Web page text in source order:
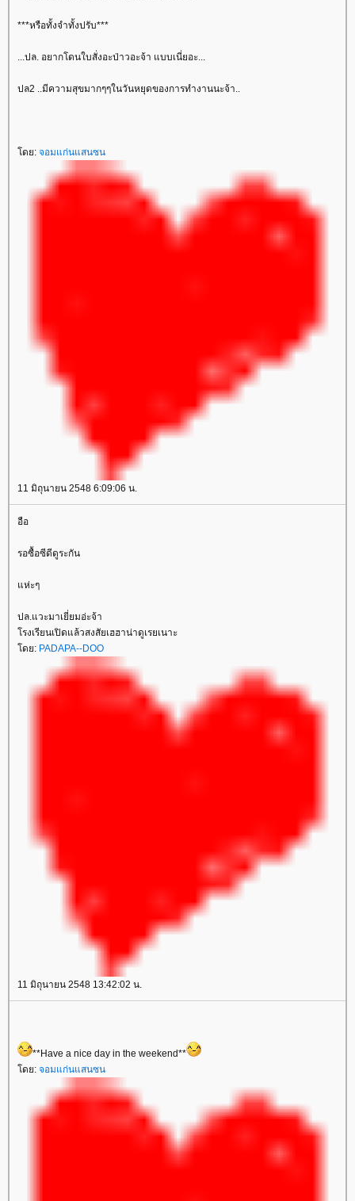
***หรือทั้งจำทั้งปรับ***
...ปล. อยากโดนใบสั่งอะป่าวอะจ้า แบบเนี่ยอะ...
ปล2 ..มีความสุขมากๆๆในวันหยุดของการทำงานนะจ้า..
ดย: จอมแก่นแสนซน
11 มิถุนายน 2548 6:09:06 น.
อือ
รอซื้อซีดีดูระกัน
ห่ะๆ
ปล.แวะมาเยี่ยมอ่ะจ้า
รงเรียนเปิดแล้วสงสัยเฮฮาน่าดูเรยเนาะ
ดย: PADAPA--DOO
11 มิถุนายน 2548 13:42:02 น.
**Have a nice day in the weekend**
ดย: จอมแก่นแสนซน